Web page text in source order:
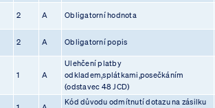
2 A Obligatorní hodnota
2 A Obligatorní popis
1 A
Ulehčení platby
odkladem,splátkami,posečkáním
(odstavec 48 JCD)
Kód důvodu odmítnutí dotazu na zásilku